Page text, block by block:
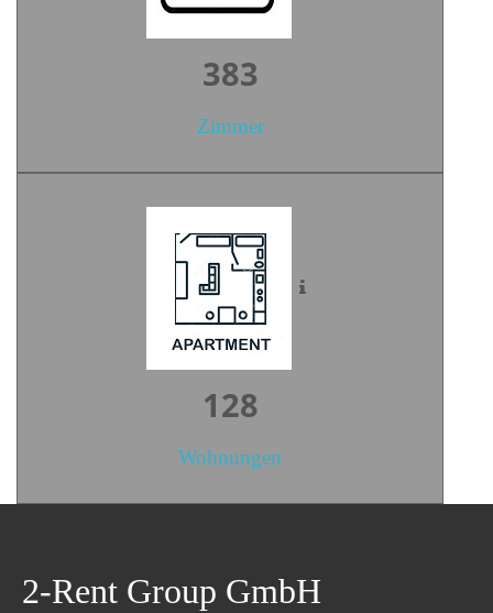
535
Zimmer
179
Wohnungen
2-Rent Group GmbH